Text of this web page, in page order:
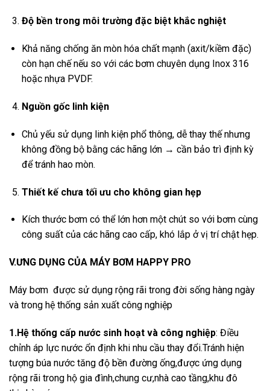
Độ bền trong môi trường đặc biệt khắc nghiệt
Khả năng chống ăn mòn hóa chất mạnh (axit/kiềm đặc)
còn hạn chế nếu so với các bơm chuyên dụng Inox 316
hoặc nhựa PVDF.
Nguồn gốc linh kiện
Chủ yếu sử dụng linh kiện phổ thông, dễ thay thế nhưng
không đồng bộ bằng các hãng lớn → cần bảo trì định kỳ
để tránh hao mòn.
Thiết kế chưa tối ưu cho không gian hẹp
Kích thước bơm có thể lớn hơn một chút so với bơm cùng
công suất của các hãng cao cấp, khó lắp ở vị trí chật hẹp.
V.ƯNG DỤNG CỦA MÁY BƠM HAPPY PRO
Máy bơm được sử dụng rộng rãi trong đời sống hàng ngày
và trong hệ thống sản xuất công nghiệp
1.Hệ thống cấp nước sinh hoạt và công nghiệp: Điều
chỉnh áp lực nước ổn định khi nhu cầu thay đổi.Tránh hiện
tượng búa nước tăng độ bền đường ống,được ứng dụng
rộng rãi trong hộ gia đình,chung cư,nhà cao tầng,khu đô